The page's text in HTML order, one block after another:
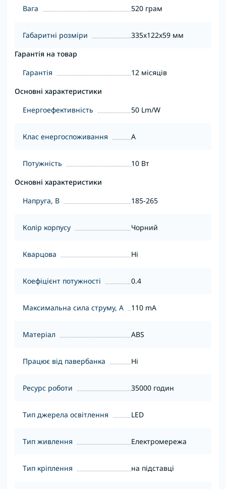
Вага 520 грам
Габаритні розміри
335x122x59 мм
Гарантія на товар
Гарантія
12 місяців
Основні характеристики
Енергоефективність
50 Lm/W
Клас енергоспоживання A
Потужність
10 Вт
Основні характеристики
Напруга, В
185-265
Колір корпусу Чорний
Кварцова Ні
Коефіцієнт потужності 0.4
Максимальна сила струму, А 110 mA
Матеріал ABS
Працює від павербанка Ні
Ресурс роботи 35000 годин
Тип джерела освітлення LED
Тип живлення Електромережа
Тип кріплення на підставці